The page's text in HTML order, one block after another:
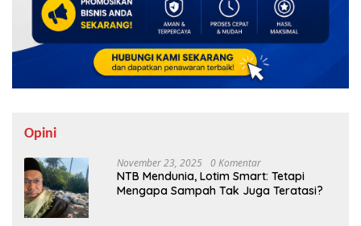
Opini
November 23, 2025 0 Komentar
NTB Mendunia, Lotim Smart: Tetapi
Mengapa Sampah Tak Juga Teratasi?